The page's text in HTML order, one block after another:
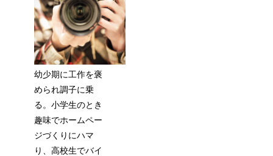
幼少期に工作を褒
められ調子に乗
る。小学生のとき
趣味でホームペー
ジづくりにハマ
り、高校生でバイ